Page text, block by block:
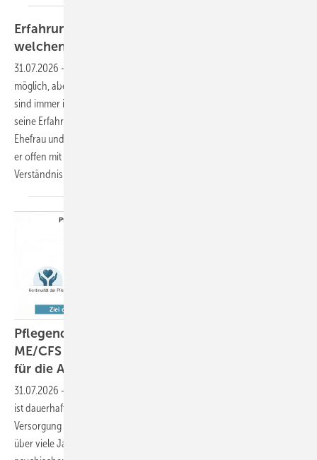
Erfahrungsbericht: Pflege zuhause – um
welchen
31.07.2026 -
möglich, aber nicht immer eine gute Lösung, denn Pflegesituationen
sind immer individuell. In diesem Beitrag berichtet der Autor über
seine Erfahrungen aus über 20 Jahren häuslicher Pflege seiner
Ehefrau und gleichzeitiger Erwerbsarbeit. Dies war nur möglich, weil
er offen mit der Situation umging und sein Arbeitgeber großes
Verständnis
Pflegende Angehörige von Menschen mit
ME/CFS – eine wachsende Heraus­forderung
für die Arbeitsmedizin
31.07.2026 -
ist dauerhaft auf Unterstützung im Alltag angewiesen. Die häusliche
Versorgung wird überwiegend von Angehörigen übernommen, häufig
über viele Jahre hinweg und unter erheblichen körperlichen,